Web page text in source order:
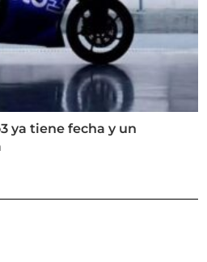
ya tiene fecha y un